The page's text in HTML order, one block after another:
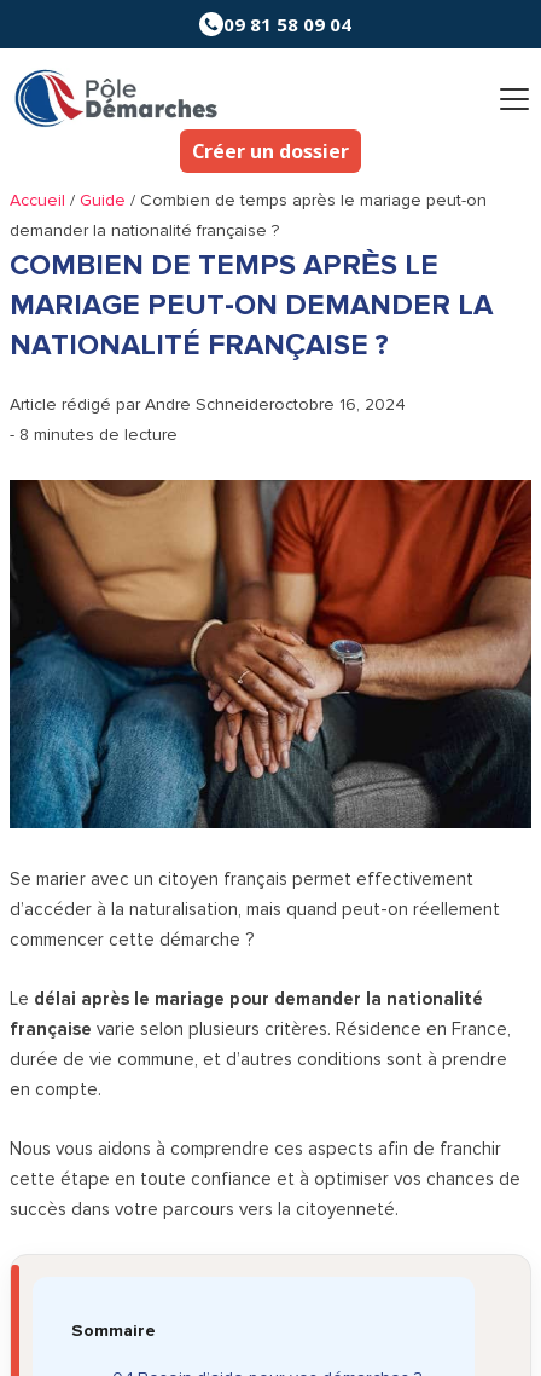
au
contenu
09 81 58 09 04
Créer un dossier
Accueil /Guide / Combien de temps après le mariage peut-on
demander la nationalité française ?
COMBIEN DE TEMPS APRÈS LE
MARIAGE PEUT-ON DEMANDER LA
NATIONALITÉ FRANÇAISE ?
Article rédigé parAndre Schneideroctobre 16, 2024
- 8 minutes de lecture
Se marier avec un citoyen français permet effectivement
d’accéder à la naturalisation, mais quand peut-on réellement
commencer cette démarche ?
Le délai après le mariage pour demander la nationalité
française varie selon plusieurs critères. Résidence en France,
durée de vie commune, et d’autres conditions sont à prendre
en compte.
Nous vous aidons à comprendre ces aspects afin de franchir
cette étape en toute confiance et à optimiser vos chances de
succès dans votre parcours vers la citoyenneté.
Sommaire